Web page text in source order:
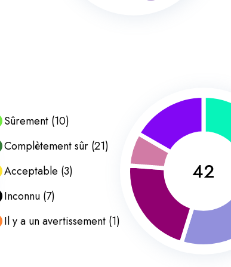
Sûrement(10)
Complètement sûr(21)
Acceptable (3)
Inconnu(7)
Il y a un avertissement(1)
42